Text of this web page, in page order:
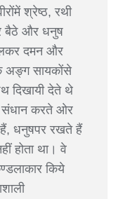
श्रेष्ठ, रथी
बैठे और धनुष
दमन और
अङ्ग सायकोंसे
दिखायी देते थे
संधान करते ओर
धनुषपर रखते हैं
होता था। वे
किये